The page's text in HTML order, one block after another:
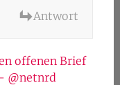
Antwort
offenen Brief
@netnrd